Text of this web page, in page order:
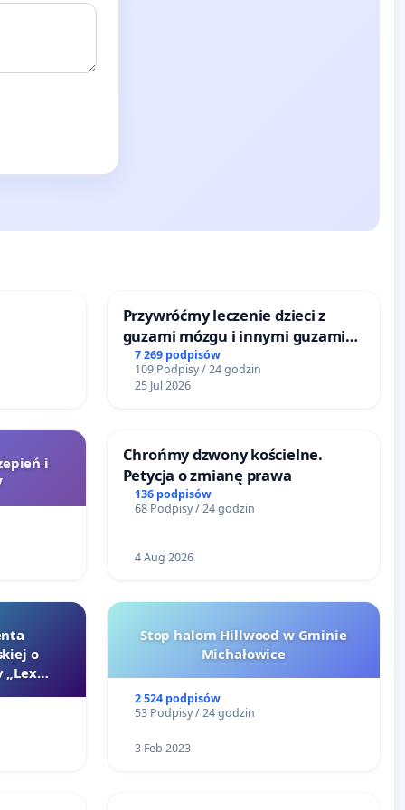
Przywróćmy leczenie dzieci z
guzami mózgu i innymi guzami
litymi do Górnośląskiego
Centrum Zdrowia Dziecka w
Katowicach
7 269 podpisów
109 Podpisy / 24 godzin
25 Jul 2026
i
Chrońmy dzwony kościelne.
Petycja o zmianę prawa
136 podpisów
68 Podpisy / 24 godzin
4 Aug 2026
o
„Lex
Stop halom Hillwood w Gminie
Michałowice
2 524 podpisów
53 Podpisy / 24 godzin
3 Feb 2023